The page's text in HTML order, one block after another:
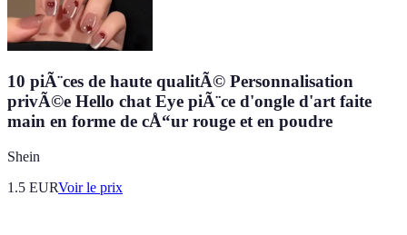
10 piÃ¨ces de haute qualitÃ© Personnalisation
privÃ©e Hello chat Eye piÃ¨ce d'ongle d'art faite
main en forme de cÅ“ur rouge et en poudre
Shein
1.5 EURVoir le prix